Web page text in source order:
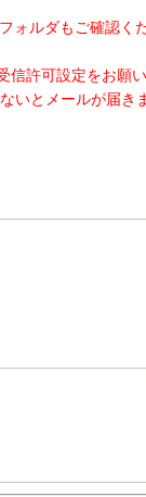
ォルダもご確認くだ
許可設定をお願
いとメールが届き